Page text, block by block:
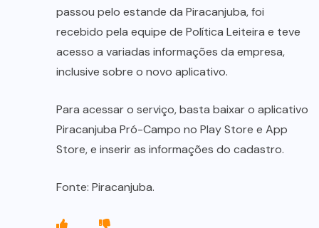
passou pelo estande da Piracanjuba, foi
recebido pela equipe de Política Leiteira e teve
acesso a variadas informações da empresa,
inclusive sobre o novo aplicativo.
Para acessar o serviço, basta baixar o aplicativo
Piracanjuba Pró-Campo no Play Store e App
Store, e inserir as informações do cadastro.
Fonte: Piracanjuba.